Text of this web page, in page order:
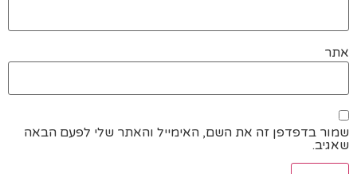
אתר
שמור בדפדפן זה את השם, האימייל והאתר שלי לפעם הבאה
שאגיב.